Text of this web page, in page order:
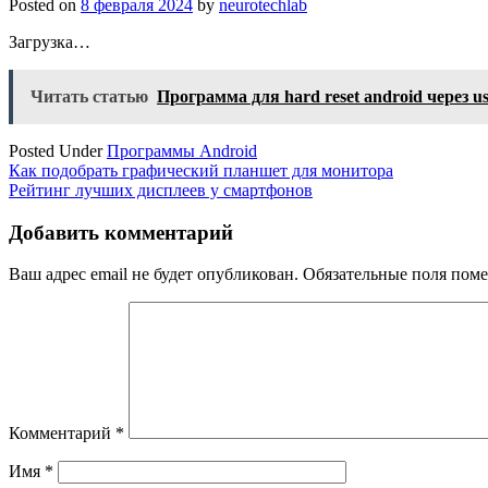
Posted on 8 февраля 2024 by neurotechlab
Загрузка…
Читать статью Программа для hard reset android через
Posted UnderПрограммы Android
Навигация
по
записям
Как подобрать графический планшет для монитора
Рейтинг лучших дисплеев у смартфонов
Добавить комментарий
Ваш адрес email не будет опубликован. Обязательные поля
Комментарий *
Имя *